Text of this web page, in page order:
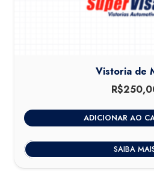
Vistoria de
R$
ADICIONAR AO
SAIBA